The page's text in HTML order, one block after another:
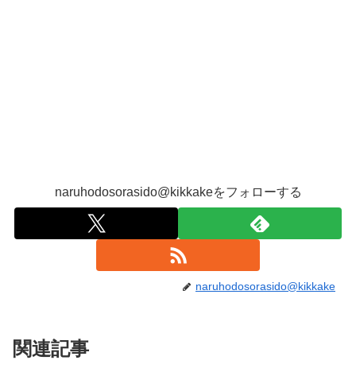
naruhodosorasido@kikkakeをフォローする
naruhodosorasido@kikkake
関連記事